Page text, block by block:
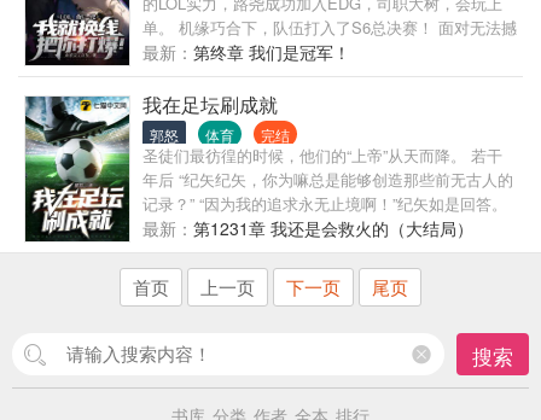
单。 机缘巧合下，队伍打入了S6总决赛！ 面对无法撼
动的巅峰大魔王，EDG即将遭受零封之耻！ 绝境之
时，路尧激活了迟来的换线系统！ 你中单走位很骚？
我选择【标记点菜】！换到中路和你对线，直接标记
把你打爆！ 你刷野韩服最快？ 我能完成理论最快刷野
路线和极致卡视野，让我给你来点六边形打野的震
撼！ 你辅助钩子百发百中？ 你ADC有绝活EZ世界公
认赖线无敌？ OK，锤石EZ全放，选个没位移的寒冰
和你们对线。 弹幕：咦？这两个英雄怎么没有Q？
【灵感来源·Bin:Chovy只要敢C一把，我就换去中路打
爆他！】
最新： 第终章 我们是冠军！
我在足坛刷成就
郭怒 体育 完结
圣徒们最彷徨的时候，他们的“上帝”从天而降。 若干
年后 “纪矢纪矢，你为嘛总是能够创造那些前无古人的
记录？” “因为我的追求永无止境啊！”纪矢如是回答。
实际上 “这些成就，对你们来说只是额外的荣誉，对我
来说，却是实实在在的好处啊！”纪矢张狂的大笑着。
最新： 第1231章 我还是会救火的（大结局）
首页 上一页 下一页 尾页
搜索
书库 分类 作者 全本 排行